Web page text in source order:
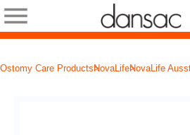
Ostomy Care ProductsNovaLifeNovaLife